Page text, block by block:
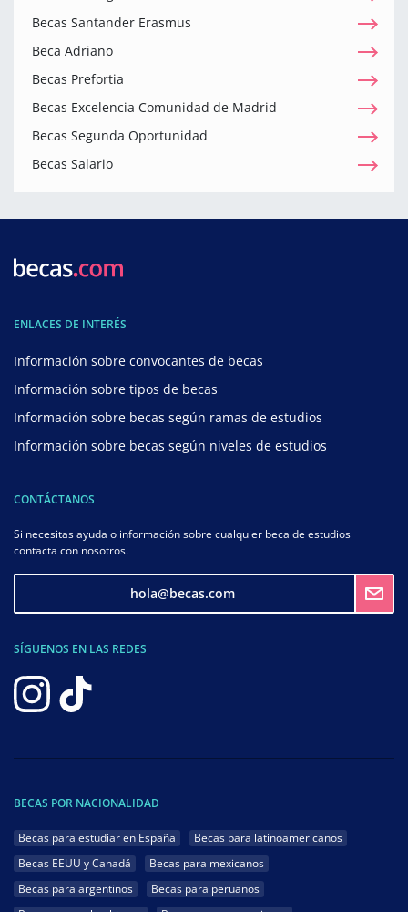
Becas Santander Erasmus
Beca Adriano
Becas Prefortia
Becas Excelencia Comunidad de Madrid
Becas Segunda Oportunidad
Becas Salario
ENLACES DE INTERÉS
Información sobre convocantes de becas
Información sobre tipos de becas
Información sobre becas según ramas de estudios
Información sobre becas según niveles de estudios
CONTÁCTANOS
Si necesitas ayuda o información sobre cualquier beca de estudios
contacta con nosotros.
hola@becas.com
SÍGUENOS EN LAS REDES
BECAS POR NACIONALIDAD
Becas para estudiar en España
Becas para latinoamericanos
Becas EEUU y Canadá
Becas para mexicanos
Becas para argentinos
Becas para peruanos